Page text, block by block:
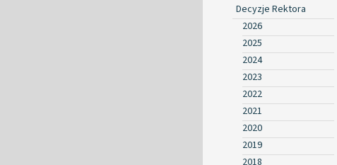
Decyzje Rektora
2026
2025
2024
2023
2022
2021
2020
2019
2018